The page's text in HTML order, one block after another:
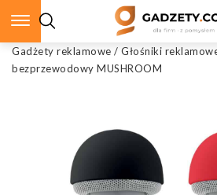
Gadżety reklamowe / Głośniki
bezprzewodowy MUSHROOM